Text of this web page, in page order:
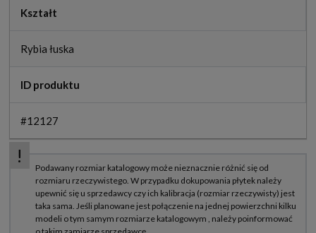
Kształt
Rybia łuska
ID produktu
#12127